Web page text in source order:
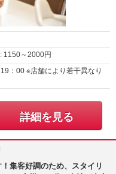
1150～2000円
若干異なり
詳細を見る
集客好調のため、スタイリ